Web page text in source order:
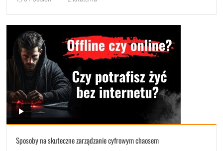
Sposoby na skuteczne zarządzanie cyfrowym chaosem